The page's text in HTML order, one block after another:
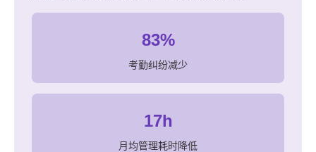
83%
考勤纠纷减少
17h
月均管理耗时降低